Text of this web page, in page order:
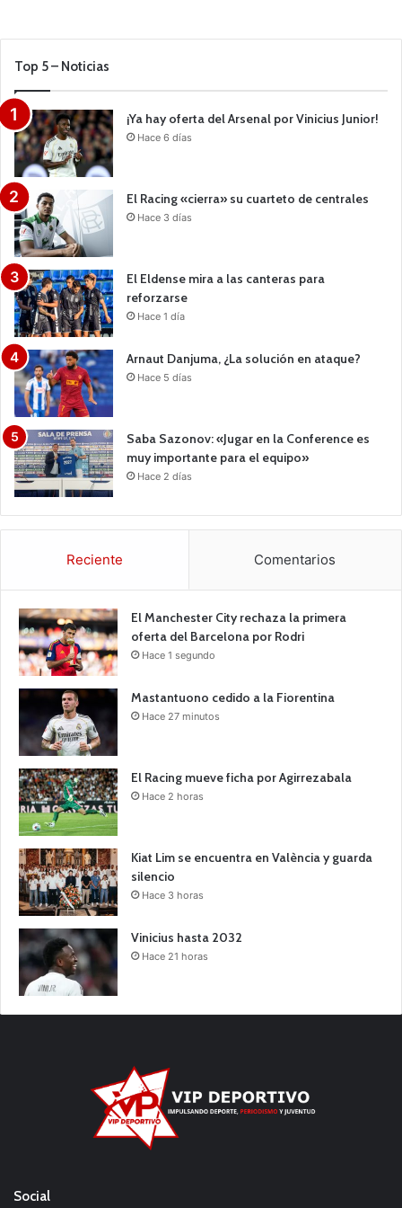
Top 5 – Noticias
¡Ya hay oferta del Arsenal por Vinicius Junior!
Hace 6 días
El Racing «cierra» su cuarteto de centrales
Hace 3 días
El Eldense mira a las canteras para
reforzarse
Hace 1 día
Arnaut Danjuma, ¿La solución en ataque?
Hace 5 días
Saba Sazonov: «Jugar en la Conference es
muy importante para el equipo»
Hace 2 días
Reciente Comentarios
El Manchester City rechaza la primera
oferta del Barcelona por Rodri
Hace 1 segundo
Mastantuono cedido a la Fiorentina
Hace 27 minutos
El Racing mueve ficha por Agirrezabala
Hace 2 horas
Kiat Lim se encuentra en València y guarda
silencio
Hace 3 horas
Vinicius hasta 2032
Hace 21 horas
Social